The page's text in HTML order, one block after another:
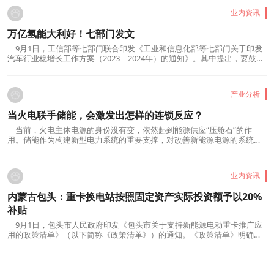
型燃料电池商用车示范应用。“当下不投氢能，就...
业内资讯
万亿氢能大利好！七部门发文
9月1日，工信部等七部门联合印发《工业和信息化部等七部门关于印发
汽车行业稳增长工作方案（2023—2024年）的通知》。其中提出，要鼓励
型燃料电池商用车示范应用。“当下不投氢能，就...
产业分析
当火电联手储能，会激发出怎样的连锁反应？
当前，火电主体电源的身份没有变，依然起到能源供应“压舱石”的作
用。储能作为构建新型电力系统的重要支撑，对改善新能源电源的系统友
业中率先实现商业化的领域之一。作为“第一个吃螃...
业内资讯
内蒙古包头：重卡换电站按照固定资产实际投资额予以20%
补贴
9月1日，包头市人民政府印发《包头市关于支持新能源电动重卡推广应
用的政策清单》（以下简称《政策清单》）的通知。《政策清单》明确要